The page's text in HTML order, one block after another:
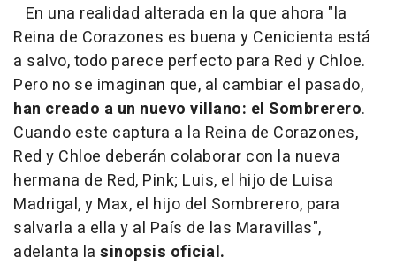
En una realidad alterada en la que ahora "la
Reina de Corazones es buena y Cenicienta está
a salvo, todo parece perfecto para Red y Chloe.
Pero no se imaginan que, al cambiar el pasado,
han creado a un nuevo villano: el Sombrerero.
Cuando este captura a la Reina de Corazones,
Red y Chloe deberán colaborar con la nueva
hermana de Red, Pink; Luis, el hijo de Luisa
Madrigal, y Max, el hijo del Sombrerero, para
salvarla a ella y al País de las Maravillas",
adelanta la sinopsis oficial.